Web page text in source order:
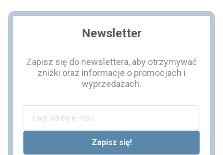
Newsletter
Zapisz się do newslettera, aby otrzymywać
zniżki oraz informacje o promocjach i
wyprzedażach.